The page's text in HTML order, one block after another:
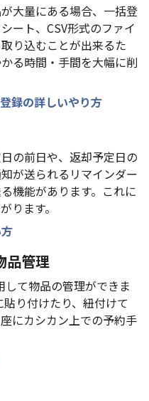
大量にある場合、一括登
ート、CSV形式のファイ
り込むことが出来るた
る時間・手間を大幅に削
録の詳しいやり方
の前日や、返却予定日の
が送られるリマインダー
機能があります。これに
ります。
品管理
して物品の管理ができま
り付けたり、紐付けて
にカシカン上での予約手